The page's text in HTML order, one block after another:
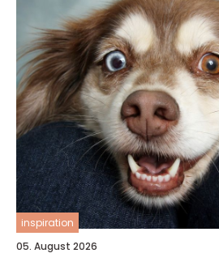
inspiration
05. August 2026